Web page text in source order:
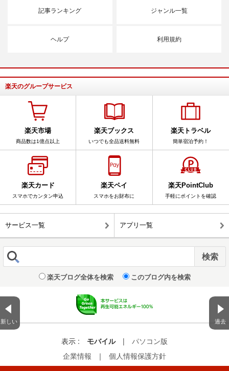
新しい 過去
記事ランキング ジャンル一覧
ヘルプ 利用規約
楽天のグループサービス
楽天市場
商品数は1億点以上
楽天ブックス
いつでも全品送料無料
楽天トラベル
簡単宿泊予約！
楽天カード
スマホでカンタン申込
楽天ペイ
スマホをお財布に
楽天PointClub
手軽にポイントを確認
サービス一覧 アプリ一覧
楽天ブログ全体を検索 このブログ内を検索
表示 : モバイル |
パソコン版
企業情報
｜ 個人情報保護方針